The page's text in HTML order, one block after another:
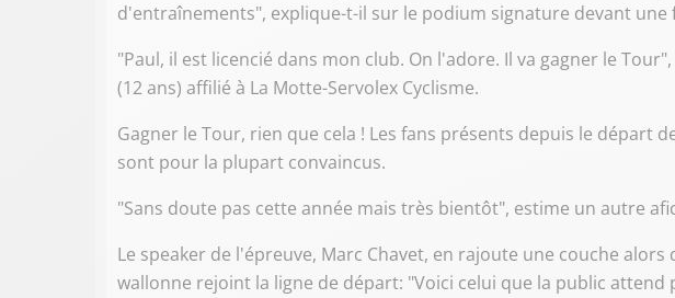
d'entraînements", explique-t-il sur le podium signature devant
"Paul, il est licencié dans mon club. On l'adore. Il va gagner le
(12 ans) affilié à La Motte-Servolex Cyclisme.
Gagner le Tour, rien que cela ! Les fans présents depuis le départ
sont pour la plupart convaincus.
"Sans doute pas cette année mais très bientôt", estime un autre
Le speaker de l'épreuve, Marc Chavet, en rajoute une couche alors
wallonne rejoint la ligne de départ: "Voici celui que la public